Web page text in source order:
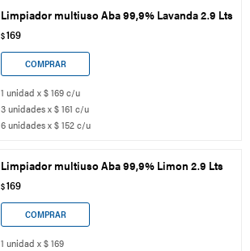
Limpiador multiuso Aba 99,9% Lavanda 2.9 Lts
$169
1 unidad x $ 169 c/u
3 unidades x $ 161 c/u
6 unidades x $ 152 c/u
Limpiador multiuso Aba 99,9% Limon 2.9 Lts
$169
1 unidad x $ 169